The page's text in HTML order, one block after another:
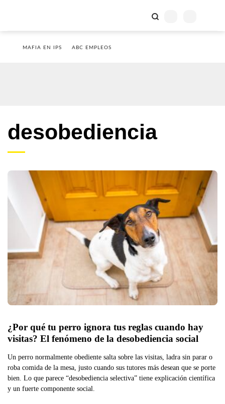
MAFIA EN IPS ABC EMPLEOS
desobediencia
¿Por qué tu perro ignora tus reglas cuando hay
visitas? El fenómeno de la desobediencia social
Un perro normalmente obediente salta sobre las visitas, ladra sin parar o
roba comida de la mesa, justo cuando sus tutores más desean que se porte
bien. Lo que parece “desobediencia selectiva” tiene explicación científica
y un fuerte componente social.